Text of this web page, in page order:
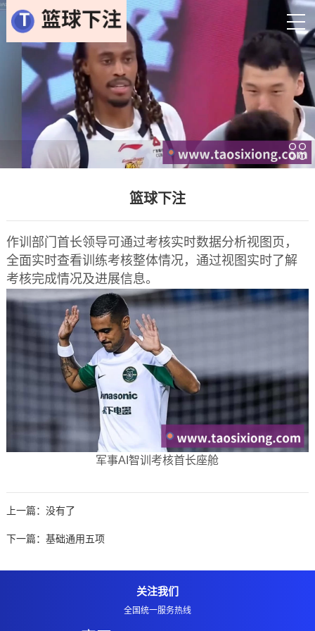
篮球下注
作训部门首长领导可通过考核实时数据分析视图页，
全面实时查看训练考核整体情况，通过视图实时了解
考核完成情况及进展信息。
军事AI智训考核首长座舱
上一篇：没有了
下一篇： 基础通用五项
关注我们
全国统一服务热线